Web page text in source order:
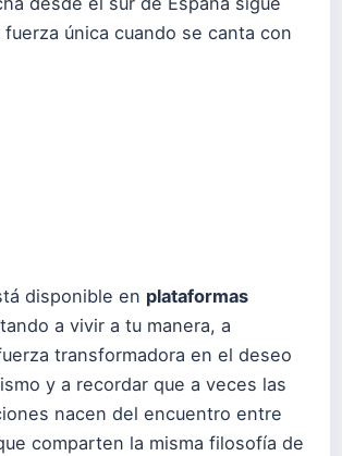
única cuando se canta con
disponible en plataformas
a vivir a tu manera, a
transformadora en el deseo
y a recordar que a veces las
nacen del encuentro entre
comparten la misma filosofía de